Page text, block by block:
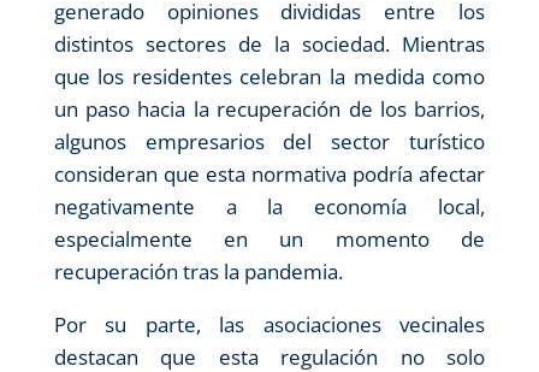
generado opiniones divididas entre los
distintos sectores de la sociedad. Mientras
que los residentes celebran la medida como
un paso hacia la recuperación de los barrios,
algunos empresarios del sector turístico
consideran que esta normativa podría afectar
negativamente a la economía local,
especialmente en un momento de
recuperación tras la pandemia.
Por su parte, las asociaciones vecinales
destacan que esta regulación no solo